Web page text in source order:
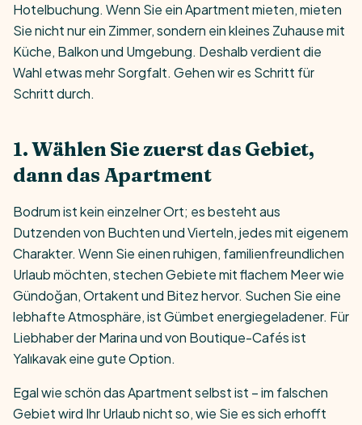
Hotelbuchung. Wenn Sie ein Apartment mieten, mieten
Sie nicht nur ein Zimmer, sondern ein kleines Zuhause mit
Küche, Balkon und Umgebung. Deshalb verdient die
Wahl etwas mehr Sorgfalt. Gehen wir es Schritt für
Schritt durch.
1. Wählen Sie zuerst das Gebiet,
dann das Apartment
Bodrum ist kein einzelner Ort; es besteht aus
Dutzenden von Buchten und Vierteln, jedes mit eigenem
Charakter. Wenn Sie einen ruhigen, familienfreundlichen
Urlaub möchten, stechen Gebiete mit flachem Meer wie
Gündoğan, Ortakent und Bitez hervor. Suchen Sie eine
lebhafte Atmosphäre, ist Gümbet energiegeladener. Für
Liebhaber der Marina und von Boutique-Cafés ist
Yalıkavak eine gute Option.
Egal wie schön das Apartment selbst ist – im falschen
Gebiet wird Ihr Urlaub nicht so, wie Sie es sich erhofft